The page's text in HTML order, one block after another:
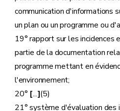
communication d'informations
un plan ou un programme ou
19° rapport sur les incidences
partie de la documentation
programme mettant en
l'environnement;
20° [...](5)
21° système d'évaluation des